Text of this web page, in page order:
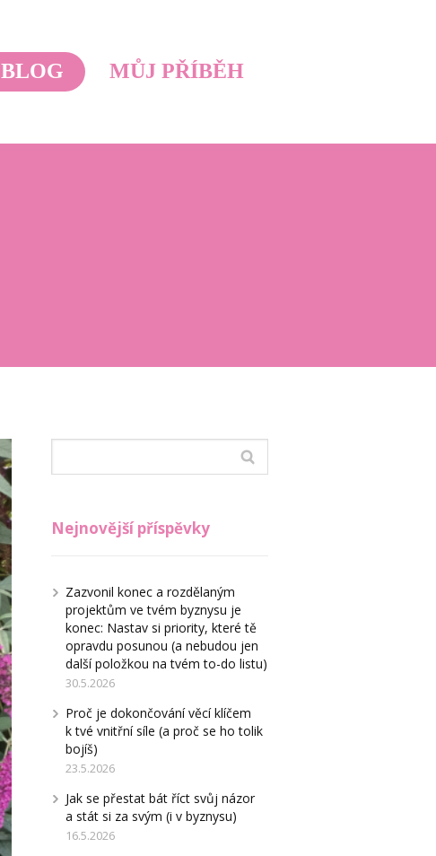
BLOG MŮJ PŘÍBĚH
Nejnovější příspěvky
Zazvonil konec a rozdělaným
projektům ve tvém byznysu je
konec: Nastav si priority, které tě
opravdu posunou (a nebudou jen
další položkou na tvém to-do listu)
30.5.2026
Proč je dokončování věcí klíčem
k tvé vnitřní síle (a proč se ho tolik
bojíš)
23.5.2026
Jak se přestat bát říct svůj názor
a stát si za svým (i v byznysu)
16.5.2026